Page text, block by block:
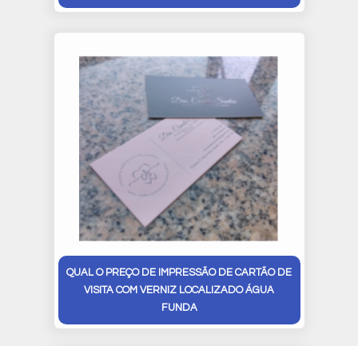
QUAL O PREÇO DE IMPRESSÃO DE CARTÃO DE
VISITA COM VERNIZ LOCALIZADO ÁGUA
FUNDA